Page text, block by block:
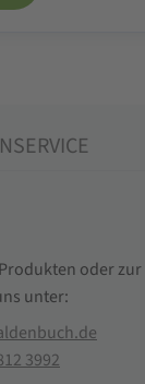
oder
unter:
3992